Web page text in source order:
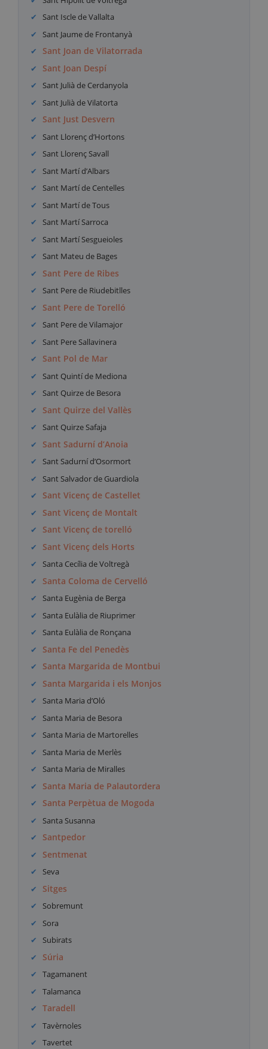
Sant Iscle de Vallalta
Sant Jaume de Frontanyà
Sant Joan de Vilatorrada
Sant Joan Despí
Sant Julià de Cerdanyola
Sant Julià de Vilatorta
Sant Just Desvern
Sant Llorenç d’Hortons
Sant Llorenç Savall
Sant Martí d’Albars
Sant Martí de Centelles
Sant Martí de Tous
Sant Martí Sarroca
Sant Martí Sesgueioles
Sant Mateu de Bages
Sant Pere de Ribes
Sant Pere de Riudebitlles
Sant Pere de Torelló
Sant Pere de Vilamajor
Sant Pere Sallavinera
Sant Pol de Mar
Sant Quintí de Mediona
Sant Quirze de Besora
Sant Quirze del Vallès
Sant Quirze Safaja
Sant Sadurní d’Anoia
Sant Sadurní d’Osormort
Sant Salvador de Guardiola
Sant Vicenç de Castellet
Sant Vicenç de Montalt
Sant Vicenç de torelló
Sant Vicenç dels Horts
Santa Cecília de Voltregà
Santa Coloma de Cervelló
Santa Eugènia de Berga
Santa Eulàlia de Riuprimer
Santa Eulàlia de Ronçana
Santa Fe del Penedès
Santa Margarida de Montbui
Santa Margarida i els Monjos
Santa Maria d’Oló
Santa Maria de Besora
Santa Maria de Martorelles
Santa Maria de Merlès
Santa Maria de Miralles
Santa Maria de Palautordera
Santa Perpètua de Mogoda
Santa Susanna
Santpedor
Sentmenat
Seva
Sitges
Sobremunt
Sora
Subirats
Súria
Tagamanent
Talamanca
Taradell
Tavèrnoles
Tavertet